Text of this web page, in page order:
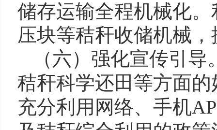
储存运输全程机械化
压块等秸秆收储机械
（六）强化宣传引导
秸秆科学还田等方面
充分利用网络、手机